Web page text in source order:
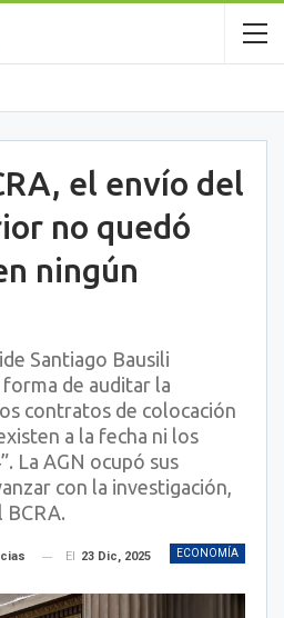
el envío del
no quedó
ningún
Santiago Bausili
de auditar la
contratos de colocación
a la fecha ni los
La AGN ocupó sus
con la investigación,
BCRA.
ECONOMÍA
El 23 Dic, 2025